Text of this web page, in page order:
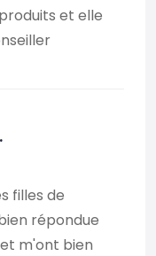
et elle
filles de
répondue
m'ont bien